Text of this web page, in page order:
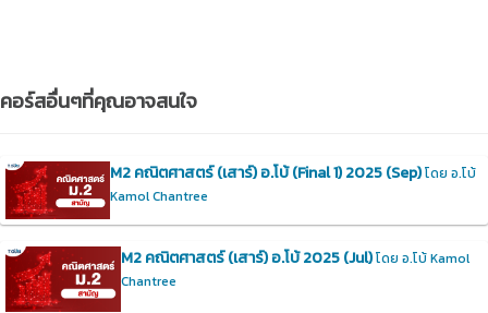
คอร์สอื่นๆที่คุณอาจสนใจ
M2 คณิตศาสตร์ (เสาร์) อ.โบ้ (Final 1) 2025 (Sep)โดย อ.โบ้
Kamol Chantree
M2 คณิตศาสตร์ (เสาร์) อ.โบ้ 2025 (Jul)โดย อ.โบ้ Kamol
Chantree